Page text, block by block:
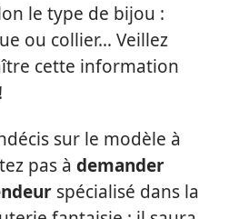
le type de bijou :
ou collier… Veillez
cette information
sur le modèle à
pas à demander
spécialisé dans la